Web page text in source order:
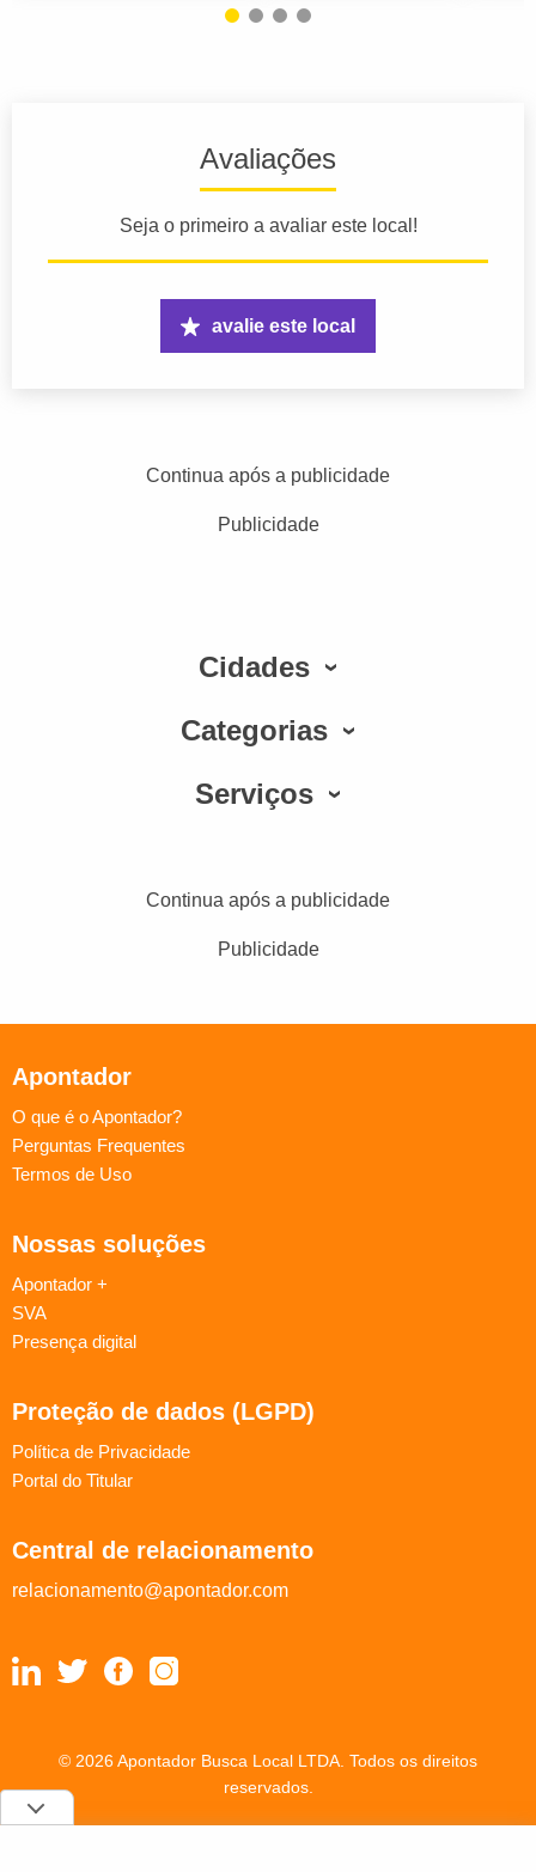
Avaliações
Seja o primeiro a avaliar este local!
avalie este local
Continua após a publicidade
Publicidade
Cidades
Categorias
Serviços
Continua após a publicidade
Publicidade
Apontador
O que é o Apontador?
Perguntas Frequentes
Termos de Uso
Nossas soluções
Apontador +
SVA
Presença digital
Proteção de dados (LGPD)
Política de Privacidade
Portal do Titular
Central de relacionamento
relacionamento@apontador.com
© 2026 Apontador Busca Local LTDA. Todos os direitos
reservados.